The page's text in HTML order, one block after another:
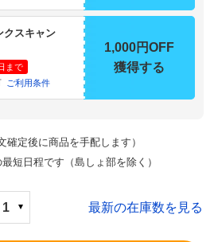
クスキャン
まで
ご利用条件
1,000円OFF
獲得する
確定後に商品を手配します）
短日程です（島しょ部を除く）
1 最新の在庫数を見る